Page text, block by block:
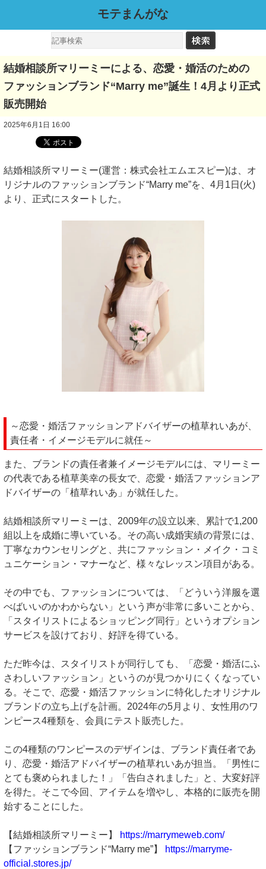
モテまんがな
結婚相談所マリーミーによる、恋愛・婚活のための
ファッションブランド“Marry me”誕生！4月より正式
販売開始
2025年6月1日 16:00
結婚相談所マリーミー(運営：株式会社エムエスピー)は、オ
リジナルのファッションブランド“Marry me”を、4月1日(火)
より、正式にスタートした。
～恋愛・婚活ファッションアドバイザーの植草れいあが、
責任者・イメージモデルに就任～
また、ブランドの責任者兼イメージモデルには、マリーミー
の代表である植草美幸の長女で、恋愛・婚活ファッションア
ドバイザーの「植草れいあ」が就任した。
結婚相談所マリーミーは、2009年の設立以来、累計で1,200
組以上を成婚に導いている。その高い成婚実績の背景には、
丁寧なカウンセリングと、共にファッション・メイク・コミ
ュニケーション・マナーなど、様々なレッスン項目がある。
その中でも、ファッションについては、「どういう洋服を選
べばいいのかわからない」という声が非常に多いことから、
「スタイリストによるショッピング同行」というオプション
サービスを設けており、好評を得ている。
ただ昨今は、スタイリストが同行しても、「恋愛・婚活にふ
さわしいファッション」というのが見つかりにくくなってい
る。そこで、恋愛・婚活ファッションに特化したオリジナル
ブランドの立ち上げを計画。2024年の5月より、女性用のワ
ンピース4種類を、会員にテスト販売した。
この4種類のワンピースのデザインは、ブランド責任者であ
り、恋愛・婚活アドバイザーの植草れいあが担当。「男性に
とても褒められました！」「告白されました」と、大変好評
を得た。そこで今回、アイテムを増やし、本格的に販売を開
始することにした。
【結婚相談所マリーミー】
https://marrymeweb.com/
【ファッションブランド“Marry me”】
https://marryme-
official.stores.jp/